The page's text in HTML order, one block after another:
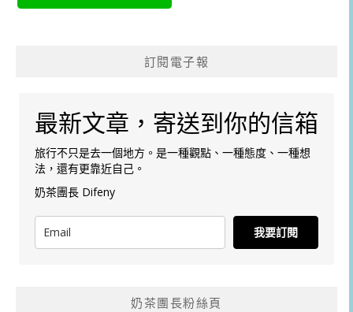
訂閱電子報
最新文章，寄送到你的信箱
旅行不只是去一個地方。是一種觀點、一種態度、一種想
法，還有更靠近自己。
奶茶團長 Difeny
我要訂閱
奶茶團長粉絲頁